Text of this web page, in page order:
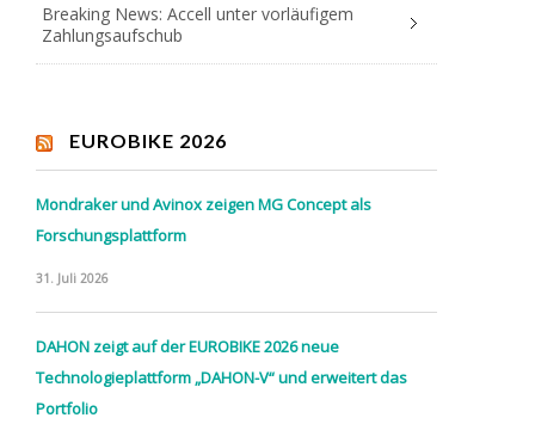
Breaking News: Accell unter vorläufigem
Zahlungsaufschub
EUROBIKE 2026
Mondraker und Avinox zeigen MG Concept als
Forschungsplattform
31. Juli 2026
DAHON zeigt auf der EUROBIKE 2026 neue
Technologieplattform „DAHON-V“ und erweitert das
Portfolio